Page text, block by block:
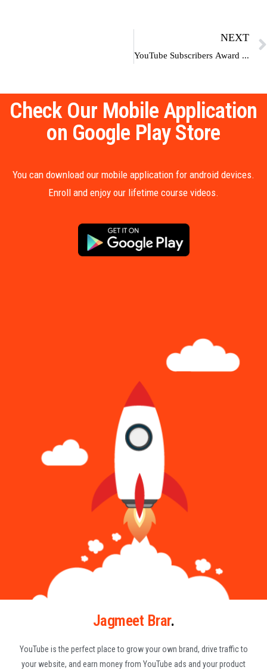
NEXT
YouTube Subscribers Award | Play Button |100K | 1M |10M | 50M | 100M
Check Our Mobile Application
on Google Play Store
You can download our mobile application for android devices.
Enroll and enjoy our lifetime course videos.
Jagmeet Brar.
YouTube is the perfect place to grow your own brand, drive traffic to
your website, and earn money from YouTube ads and your product